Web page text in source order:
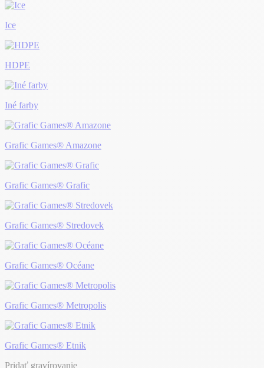
Ice
HDPE
Iné farby
Grafic Games® Amazone
Grafic Games® Grafic
Grafic Games® Stredovek
Grafic Games® Océane
Grafic Games® Metropolis
Grafic Games® Etnik
Pridať gravírovanie